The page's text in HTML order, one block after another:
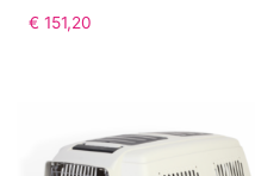
€ 151,20